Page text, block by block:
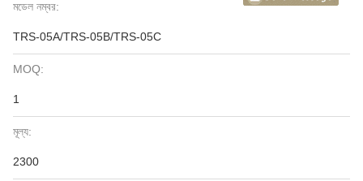
মডেল নম্বর:
TRS-05A/TRS-05B/TRS-05C
MOQ:
1
মূল্য:
2300